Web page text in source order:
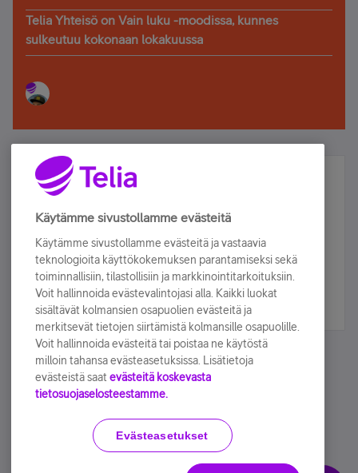
Telia Yhteisö on Vain luku -moodissa, kunnes
sulkeutuu kokonaan lokakuussa
Älä jää paitsi – osallistu ja voita!
Tilaa Telian uutiskirje ja olet mukana arvonnassa.
sähköpostiisi.
Tilaa nyt
Käyttöehdot Accessibility statement
Käytämme sivustollamme evästeitä
Käytämme sivustollamme evästeitä ja vastaavia
teknologioita käyttökokemuksen parantamiseksi sekä
toiminnallisiin, tilastollisiin ja markkinointitarkoituksiin.
Voit hallinnoida evästevalintojasi alla. Kaikki luokat
sisältävät kolmansien osapuolien evästeitä ja
merkitsevät tietojen siirtämistä kolmansille osapuolille.
Voit hallinnoida evästeitä tai poistaa ne käytöstä
milloin tahansa evästeasetuksissa. Lisätietoja
evästeistä saat evästeitä koskevasta
tietosuojaselosteestamme.
Evästeasetukset